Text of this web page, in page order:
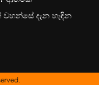
වහන්සේ දැන හැඳින